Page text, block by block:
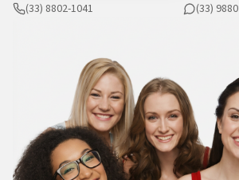
(33) 8802-1041
(33)